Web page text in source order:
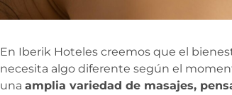
En Iberik Hoteles creemos que el
necesita algo diferente según el
una amplia variedad de masajes,